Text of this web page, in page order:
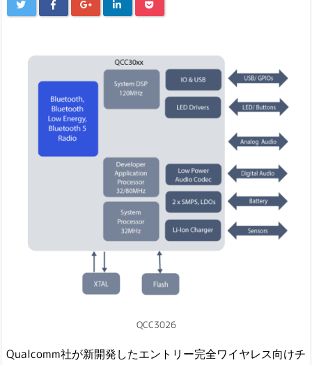
QCC3026
Qualcomm社が新開発したエントリー完全ワイヤレス向けチ